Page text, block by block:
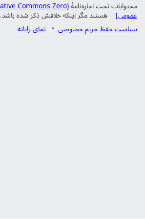
محتوایات تحت اجازه‌نامهٔ
عمومی]
هستند مگر اینکه خلافش ذکر شده باشد.
سیاست حفظ حریم خصوصی
نمای رایانه